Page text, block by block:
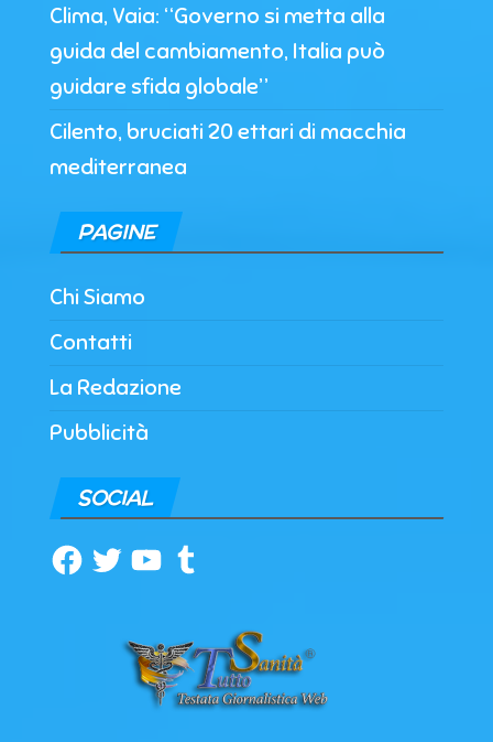
Clima, Vaia: “Governo si metta alla
guida del cambiamento, Italia può
guidare sfida globale”
Cilento, bruciati 20 ettari di macchia
mediterranea
PAGINE
Chi Siamo
Contatti
La Redazione
Pubblicità
SOCIAL
Facebook
TwitterYouTubeTumblr